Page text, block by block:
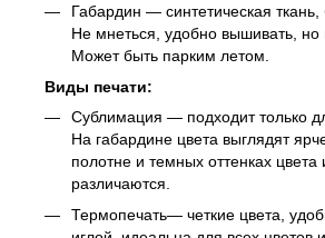
Габардин — синтетическая
Не мнеться, удобно вышивать,
Может быть парким летом.
Виды печати:
Сублимация — подходит только
На габардине цвета выглядят
полотне и темных оттенках цвета
различаются.
Термопечать— четкие цвета,